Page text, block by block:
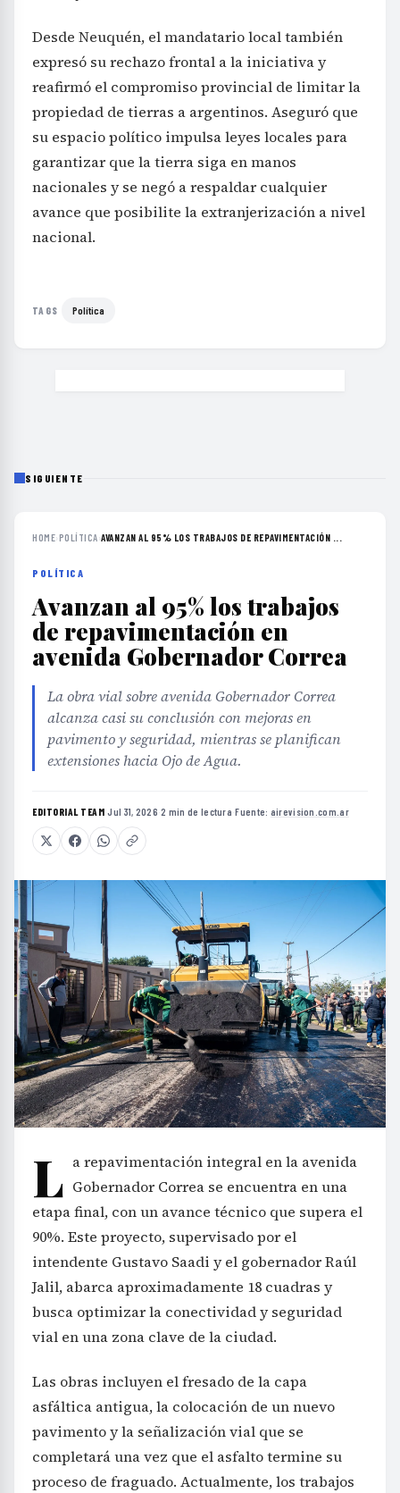
Desde Neuquén, el mandatario local también
expresó su rechazo frontal a la iniciativa y
reafirmó el compromiso provincial de limitar la
propiedad de tierras a argentinos. Aseguró que
su espacio político impulsa leyes locales para
garantizar que la tierra siga en manos
nacionales y se negó a respaldar cualquier
avance que posibilite la extranjerización a nivel
nacional.
TAGS Política
SIGUIENTE
HOME›POLÍTICA›AVANZAN AL 95% LOS TRABAJOS DE REPAVIMENTACIÓN ...
POLÍTICA
Avanzan al 95% los trabajos
de repavimentación en
avenida Gobernador Correa
La obra vial sobre avenida Gobernador Correa
alcanza casi su conclusión con mejoras en
pavimento y seguridad, mientras se planifican
extensiones hacia Ojo de Agua.
EDITORIAL TEAM·Jul 31, 2026·2 min de lectura·Fuente: airevision.com.ar
L a repavimentación integral en la avenida
Gobernador Correa se encuentra en una
etapa final, con un avance técnico que supera el
90%. Este proyecto, supervisado por el
intendente Gustavo Saadi y el gobernador Raúl
Jalil, abarca aproximadamente 18 cuadras y
busca optimizar la conectividad y seguridad
vial en una zona clave de la ciudad.
Las obras incluyen el fresado de la capa
asfáltica antigua, la colocación de un nuevo
pavimento y la señalización vial que se
completará una vez que el asfalto termine su
proceso de fraguado. Actualmente, los trabajos